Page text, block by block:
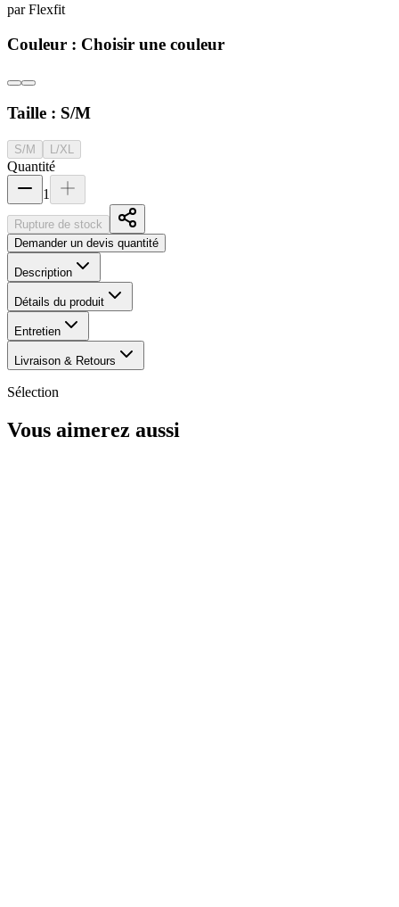
par Flexfit
Couleur : Choisir une couleur
Taille : S/M
S/M L/XL
Quantité
1
Rupture de stock
Demander un devis quantité
Description
Détails du produit
Entretien
Livraison & Retours
Sélection
Vous aimerez aussi